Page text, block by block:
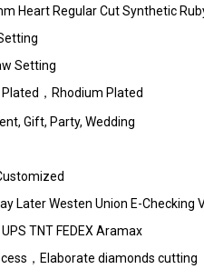
Heart Regular Cut Synthetic
Setting
，Rhodium Plated
Gift, Party, Wedding
Later Westen Union E-Checking
TNT FEDEX Aramax
，Elaborate diamonds cutting